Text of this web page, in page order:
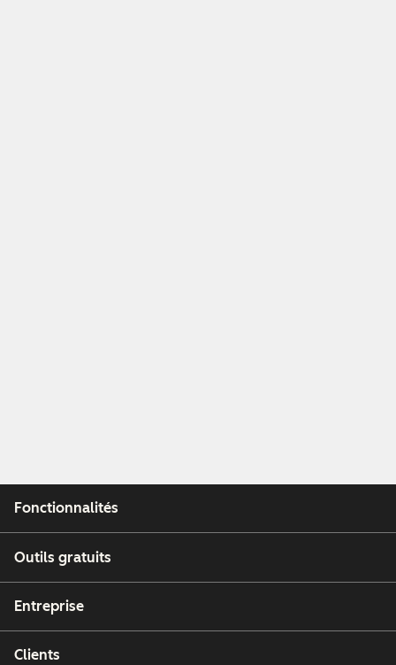
Fonctionnalités
Outils gratuits
Entreprise
Clients